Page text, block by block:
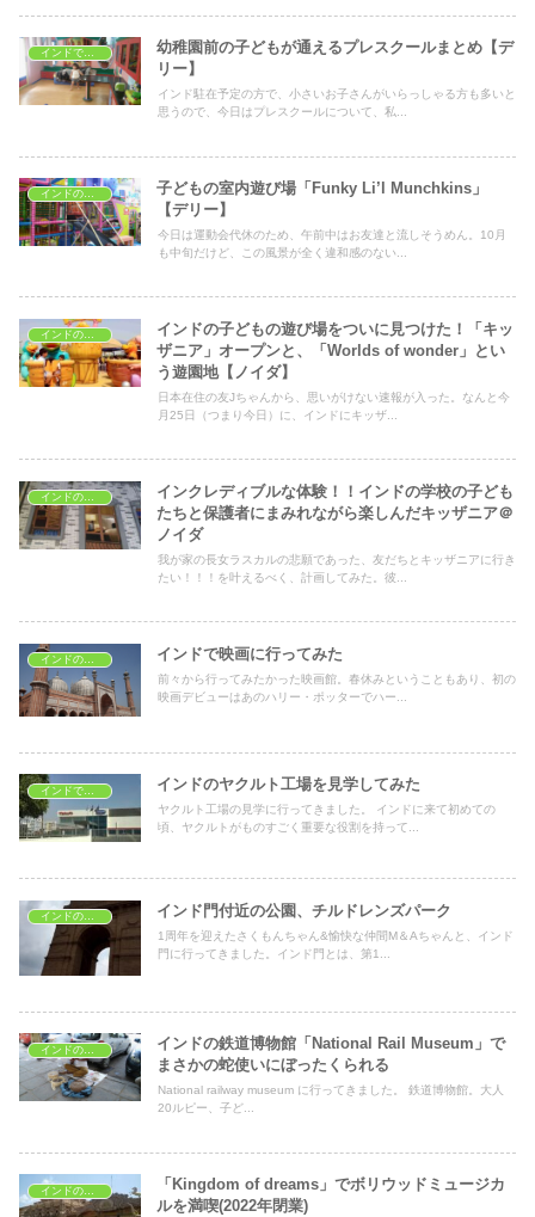
インドで子育て
幼稚園前の子どもが通えるプレスクールまとめ【デ
リー】
インド駐在予定の方で、小さいお子さんがいらっしゃる方も多いと
思うので、今日はプレスクールについて、私...
インドの子どもの遊び場
子どもの室内遊び場「Funky Li’l Munchkins」
【デリー】
今日は運動会代休のため、午前中はお友達と流しそうめん。10月
も中旬だけど、この風景が全く違和感のない...
インドの子どもの遊び場
インドの子どもの遊び場をついに見つけた！「キッ
ザニア」オープンと、「Worlds of wonder」とい
う遊園地【ノイダ】
日本在住の友Jちゃんから、思いがけない速報が入った。なんと今
月25日（つまり今日）に、インドにキッザ...
インドの子どもの遊び場
インクレディブルな体験！！インドの学校の子ども
たちと保護者にまみれながら楽しんだキッザニア＠
ノイダ
我が家の長女ラスカルの悲願であった、友だちとキッザニアに行き
たい！！！を叶えるべく、計画してみた。彼...
インドの子どもの遊び場 インドで映画に行ってみた
前々から行ってみたかった映画館。春休みということもあり、初の
映画デビューはあのハリー・ポッターでハー...
インドのヤクルト工場を見学してみた
ヤクルト工場の見学に行ってきました。 インドに来て初めての
頃、ヤクルトがものすごく重要な役割を持って...
インドの子どもの遊び場 インド門付近の公園、チルドレンズパーク
1周年を迎えたさくもんちゃん&愉快な仲間M＆Aちゃんと、インド
門に行ってきました。インド門とは、第1...
インドの鉄道博物館「National Rail Museum」で
まさかの蛇使いにぼったくられる
National railway museum に行ってきました。 鉄道博物館。大人
20ルピー、子ど...
「Kingdom of dreams」でボリウッドミュージカ
ルを満喫(2022年閉業)